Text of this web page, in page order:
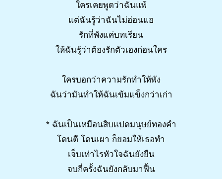
ใครเคยพูดว่าฉันแพ้
แต่ฉันรู้ว่าฉันไม่อ่อนแอ
รักที่พังแค่บทเรียน
ให้ฉันรู้ว่าต้องรักตัวเองก่อนใคร
ใครบอกว่าความรักทำให้พัง
ฉันว่ามันทำให้ฉันเข้มแข็งกว่าเก่า
* ฉันเป็นเหมือนสิบแปดมนุษย์ทองคำ
โดนตี โดนเผา ก็ยอมให้เธอทำ
เจ็บเท่าไรหัวใจฉันยังยืน
จบกี่ครั้งฉันยังกลับมาฟื้น